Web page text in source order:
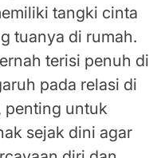
tangki cinta
tuanya di rumah.
terisi penuh di
pada relasi di
penting untuk
sejak dini agar